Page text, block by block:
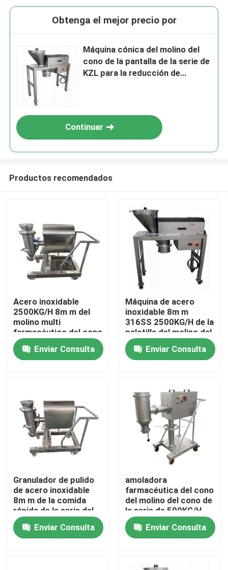
Hogar
Productos
Sobre nosotros
Control de calidad
Contacto los E.E.U.U.
Pida una cita
Secador de la cama flúida
Obtenga el mejor precio por
Máquina cónica del molino del
cono de la pantalla de la serie de
KZL para la reducción de
Continuar
Productos recomendados
Acero inoxidable
2500KG/H 8m m del
molino multi
farmacéutico del cono
Enviar Consulta
Máquina de acero
inoxidable 8m m
316SS 2500KG/H de la
pelotilla del molino del
cono
Enviar Consulta
Granulador de pulido
de acero inoxidable
8m m de la comida
rápida de la serie del
calibrador KZL del
molino del cono
Enviar Consulta
amoladora
farmacéutica del cono
del molino del cono de
la serie de 500KG/H
KZL para las
sustancias químicas
Enviar Consulta